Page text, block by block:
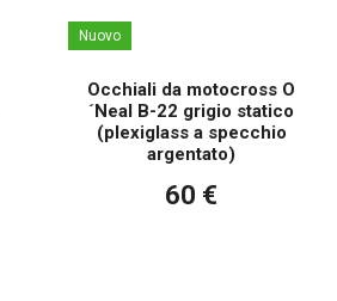
Nuovo
Occhiali da motocross O
´Neal B-22 grigio statico
(plexiglass a specchio
argentato)
60 €